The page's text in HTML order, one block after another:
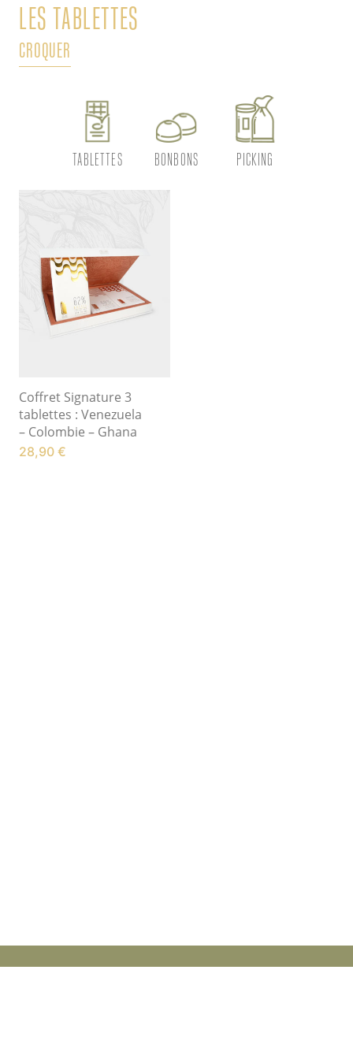
LES TABLETTES
CROQUER
TABLETTES BONBONS PICKING
Coffret Signature 3
tablettes : Venezuela
– Colombie – Ghana
28,90 €